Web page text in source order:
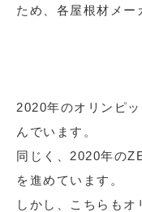
ため、各屋根材メー
2020年のオリンピ
んでいます。
同じく、2020年の
を進めています。
しかし、こちらも